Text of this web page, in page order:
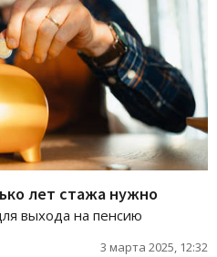
лет стажа нужно
выхода на пенсию
3 марта 2025, 12:32